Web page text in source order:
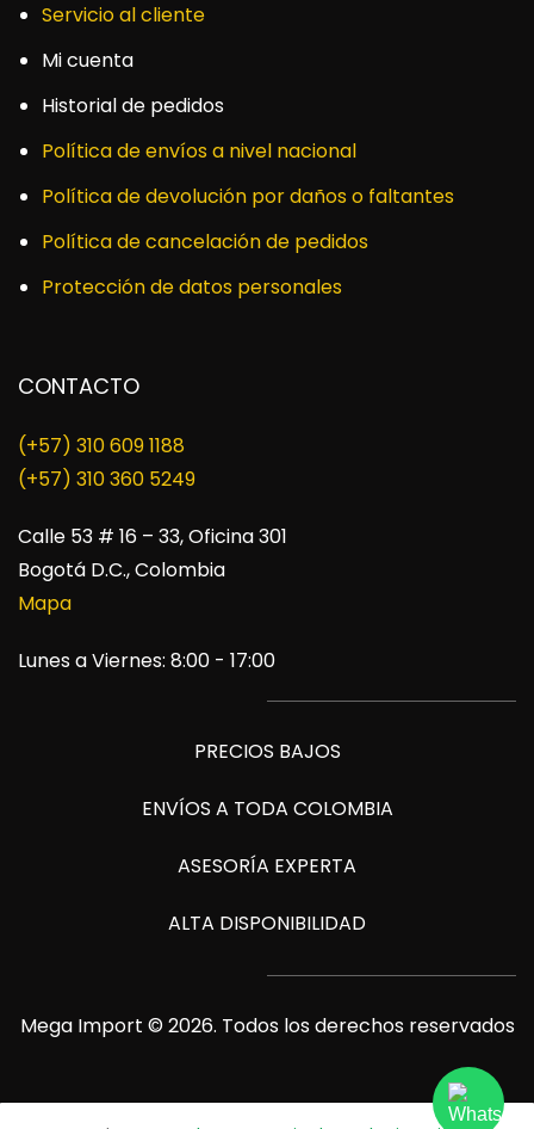
Servicio al cliente
Mi cuenta
Historial de pedidos
Política de envíos a nivel nacional
Política de devolución por daños o faltantes
Política de cancelación de pedidos
Protección de datos personales
CONTACTO
(+57) 310 609 1188
​(+57) 310 360 5249
Calle 53 # 16 – 33, Oficina 301
Bogotá D.C., Colombia
Mapa
Lunes a Viernes: 8:00 - 17:00
PRECIOS BAJOS
ENVÍOS A TODA COLOMBIA
ASESORÍA EXPERTA
ALTA DISPONIBILIDAD
Mega Import © 2026. Todos los derechos reservados